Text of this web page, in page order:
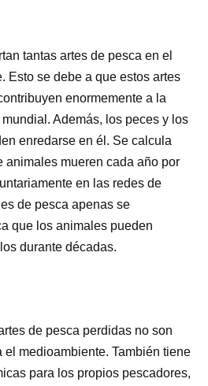
tantas artes de pesca en el
Esto se debe a que estos artes
enormemente a la
Además, los peces y los
enredarse en él. Se calcula
animales mueren cada año por
en las redes de
de pesca apenas se
que los animales pueden
durante décadas.
de pesca perdidas no son
el medioambiente. También tiene
para los propios pescadores,